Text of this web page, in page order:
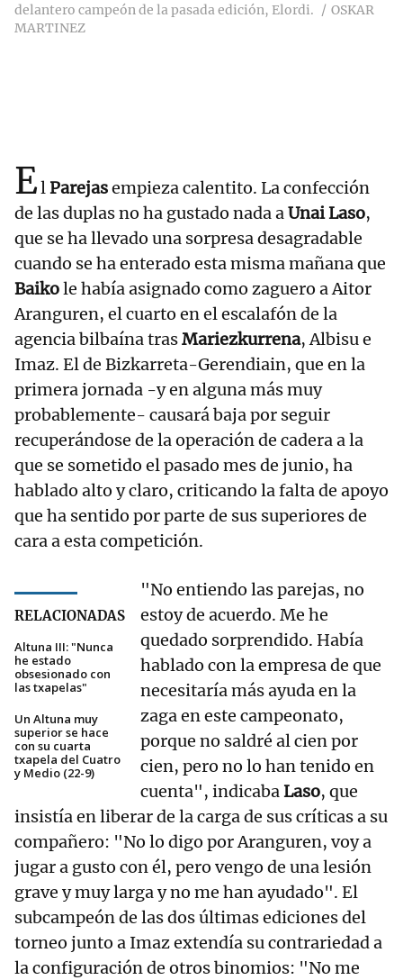
delantero campeón de la pasada edición, Elordi.
OSKAR
MARTINEZ
ElParejasempieza calentito. La confección
de las duplas no ha gustado nada aUnai Laso,
que se ha llevado una sorpresa desagradable
cuando se ha enterado esta misma mañana que
Baikole había asignado como zaguero a Aitor
Aranguren, el cuarto en el escalafón de la
agencia bilbaína trasMariezkurrena, Albisu e
Imaz. El de Bizkarreta-Gerendiain, que en la
primera jornada -y en alguna más muy
probablemente- causará baja por seguir
recuperándose de la operación de cadera a la
que se sometido el pasado mes de junio, ha
hablado alto y claro, criticando la falta de apoyo
que ha sentido por parte de sus superiores de
cara a esta competición.
RELACIONADAS
Altuna III: "Nunca
he estado
obsesionado con
las txapelas"
Un Altuna muy
superior se hace
con su cuarta
txapela del Cuatro
y Medio (22-9)
"No entiendo las parejas, no
estoy de acuerdo. Me he
quedado sorprendido. Había
hablado con la empresa de que
necesitaría más ayuda en la
zaga en este campeonato,
porque no saldré al cien por
cien, pero no lo han tenido en
cuenta", indicabaLaso, que
insistía en liberar de la carga de sus críticas a su
compañero: "No lo digo por Aranguren, voy a
jugar a gusto con él, pero vengo de una lesión
grave y muy larga y no me han ayudado". El
subcampeón de las dos últimas ediciones del
torneo junto a Imaz extendía su contrariedad a
la configuración de otros binomios: "No me